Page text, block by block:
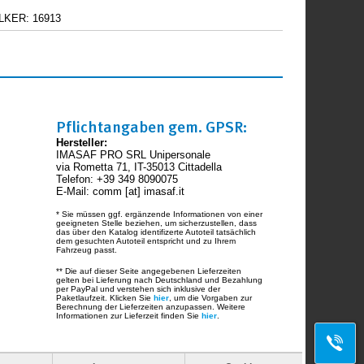
16913
Pflichtangaben gem. GPSR:
Hersteller:
IMASAF PRO SRL Unipersonale
via Rometta 71, IT-35013 Cittadella
Telefon: +39 349 8090075
E-Mail: comm [at] imasaf.it
* Sie müssen ggf. ergänzende Informationen von einer
geeigneten Stelle beziehen, um sicherzustellen, dass
das über den Katalog identifizerte Autoteil tatsächlich
dem gesuchten Autoteil entspricht und zu Ihrem
Fahrzeug passt.
** Die auf dieser Seite angegebenen Lieferzeiten
gelten bei Lieferung nach Deutschland und Bezahlung
per PayPal und verstehen sich inklusive der
Paketlaufzeit. Klicken Siehier , um die Vorgaben zur
Berechnung der Lieferzeiten anzupassen. Weitere
Informationen zur Lieferzeit finden Siehier